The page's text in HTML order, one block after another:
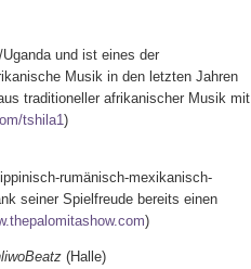
und ist eines der
Musik in den letzten Jahren
traditioneller afrikanischer Musik mit
tshila1)
rumänisch-mexikanisch-
seiner Spielfreude bereits einen
)
(Halle)